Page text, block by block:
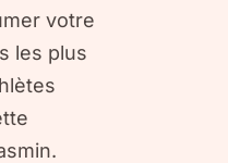
votre
les plus